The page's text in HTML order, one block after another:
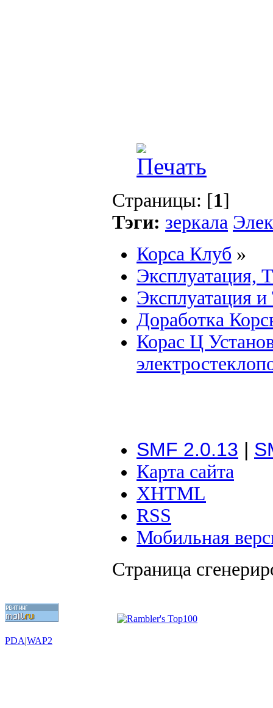
Страницы: [1]
Тэги: зеркала
Корса Клуб »
Эксплуатация,
Эксплуатация
Доработка
Корас Ц
SMF 2.0.13 |
Карта сайта
XHTML
RSS
Мобильная
Страница
PDA|WAP2